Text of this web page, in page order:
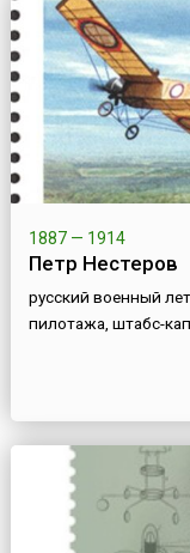
1887 — 1914
Петр Нестеров
русский военный
пилотажа, штабс-